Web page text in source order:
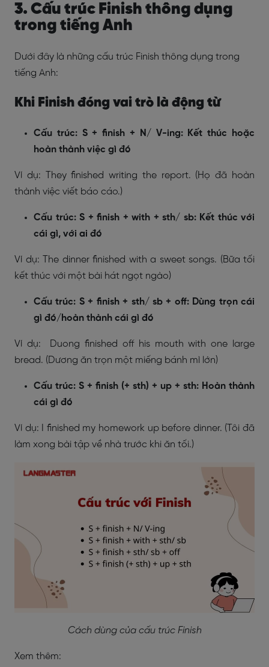
3. Cấu trúc Finish thông dụng
trong tiếng Anh
Dưới đây là những cấu trúc Finish thông dụng trong
tiếng Anh:
Khi Finish đóng vai trò là động từ
Cấu trúc: S + finish + N/ V-ing: Kết thúc hoặc
hoàn thành việc gì đó
Ví dụ: They finished writing the report. (Họ đã hoàn
thành việc viết báo cáo.)
Cấu trúc: S + finish + with + sth/ sb: Kết thúc với
cái gì, với ai đó
Ví dụ: The dinner finished with a sweet songs. (Bữa tối
kết thúc với một bài hát ngọt ngào)
Cấu trúc: S + finish + sth/ sb + off: Dùng trọn cái
gì đó/hoàn thành cái gì đó
Ví dụ: Duong finished off his mouth with one large
bread. (Dương ăn trọn một miếng bánh mì lớn)
Cấu trúc: S + finish (+ sth) + up + sth: Hoàn thành
cái gì đó
Ví dụ: I finished my homework up before dinner. (Tôi đã
làm xong bài tập về nhà trước khi ăn tối.)
Cách dùng của cấu trúc Finish
Xem thêm: